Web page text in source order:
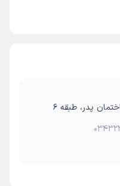
پدر، طبقه 6